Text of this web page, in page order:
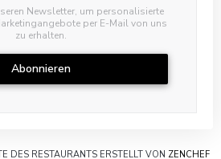
Newsletter, um personalisierte
per E-Mail von uns
zu erhalten.
Abonnieren
RESTAURANTS ERSTELLT VON ZENCHEF